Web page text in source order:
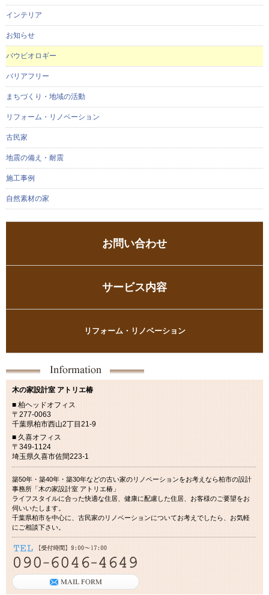
インテリア
お知らせ
バウビオロギー
バリアフリー
まちづくり・地域の活動
リフォーム・リノベーション
古民家
地震の備え・耐震
施工事例
自然素材の家
お問い合わせ
サービス内容
リフォーム・リノベーション
木の家設計室 アトリエ椿
■ 柏ヘッドオフィス
〒277-0063
千葉県柏市西山2丁目21-9
■ 久喜オフィス
〒349-1124
埼玉県久喜市佐間223-1
築50年・築40年・築30年などの古い家のリノベーションをお考えなら柏市の設計
事務所「木の家設計室 アトリエ椿」
ライフスタイルに合った快適な住居、健康に配慮した住居、お客様のご要望をお
伺いいたします。
千葉県柏市を中心に、古民家のリノベーションについてお考えでしたら、お気軽
にご相談下さい。